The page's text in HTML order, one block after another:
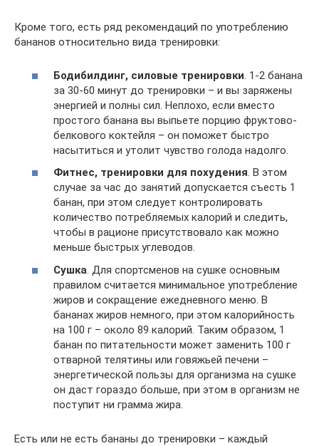
Кроме того, есть ряд рекомендаций по употреблению
бананов относительно вида тренировки:
Бодибилдинг, силовые тренировки. 1-2 банана
за 30-60 минут до тренировки – и вы заряжены
энергией и полны сил. Неплохо, если вместо
простого банана вы выпьете порцию фруктово-
белкового коктейля – он поможет быстро
насытиться и утолит чувство голода надолго.
Фитнес, тренировки для похудения. В этом
случае за час до занятий допускается съесть 1
банан, при этом следует контролировать
количество потребляемых калорий и следить,
чтобы в рационе присутствовало как можно
меньше быстрых углеводов.
Сушка. Для спортсменов на сушке основным
правилом считается минимальное употребление
жиров и сокращение ежедневного меню. В
бананах жиров немного, при этом калорийность
на 100 г – около 89 калорий. Таким образом, 1
банан по питательности может заменить 100 г
отварной телятины или говяжьей печени –
энергетической пользы для организма на сушке
он даст гораздо больше, при этом в организм не
поступит ни грамма жира.
Есть или не есть бананы до тренировки – каждый